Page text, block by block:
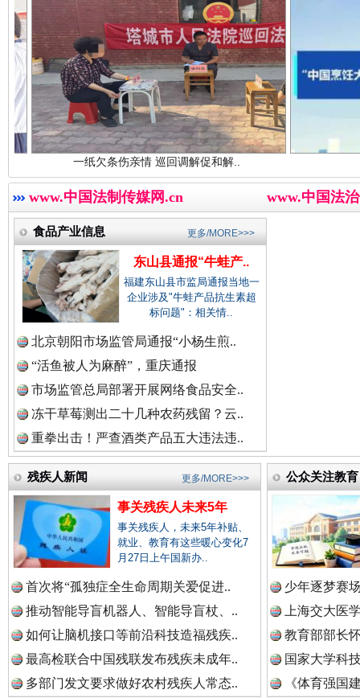
中国廉政法纪网.
中国律师在线.
中国参政网.中
三年瞒报超千万 隐匿收入偷税被查处..
祁连巍巍树丰碑
一枚“钉子”竟然扎入要害部门
一纸欠条伤亲情 巡回调解促和解..
www.中国法制传媒网.cn www.中国法
食品产业信息
东山县通报“牛蛙产..
福建东山县市监局通报当地一
企业涉及"牛蛙产品抗生素超
标问题"：相关情..
北京朝阳市场监管局通报“小杨生煎..
“活鱼被人为麻醉”，重庆通报
市场监管总局部署开展网络食品安全..
冻干草莓测出二十几种农药残留？云..
重拳出击！严查酒类产品五大违法违..
更多/MORE>>>
残疾人新闻
事关残疾人未来5年
事关残疾人，未来5年补贴、
就业、教育有这些暖心变化7
月27日上午国新办..
首次将“孤独症全生命周期关爱促进..
推动智能导盲机器人、智能导盲杖、..
如何让脑机接口等前沿科技造福残疾..
最高检联合中国残联发布残疾未成年..
多部门发文要求做好农村残疾人常态..
更多/MORE>>> 公众关注教育
少年逐梦赛
上海交大医
教育部部长
国家大学科
《体育强国